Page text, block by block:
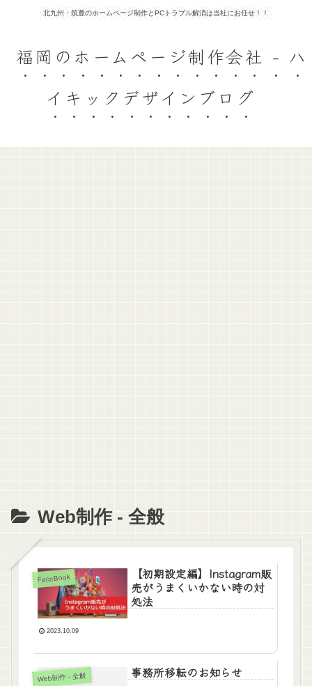
北九州・筑豊のホームページ制作とPCトラブル解消は当社にお任せ！！
福岡のホームページ制作会社 - ハ
イキックデザインブログ
Web制作 - 全般
FaceBook
【初期設定編】Instagram販
売がうまくいかない時の対
処法
2023.10.09
Web制作 - 全般 事務所移転のお知らせ